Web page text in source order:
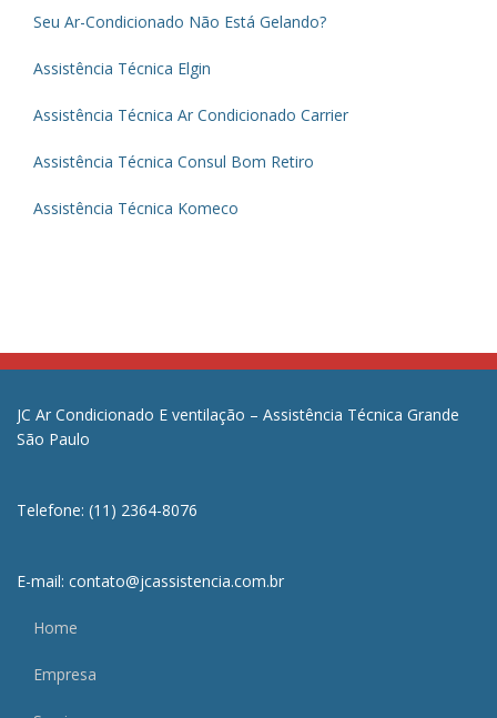
Seu Ar-Condicionado Não Está Gelando?
Assistência Técnica Elgin
Assistência Técnica Ar Condicionado Carrier
Assistência Técnica Consul Bom Retiro
Assistência Técnica Komeco
JC Ar Condicionado E ventilação – Assistência Técnica Grande
São Paulo
Telefone: (11) 2364-8076
E-mail: contato@jcassistencia.com.br
Home
Empresa